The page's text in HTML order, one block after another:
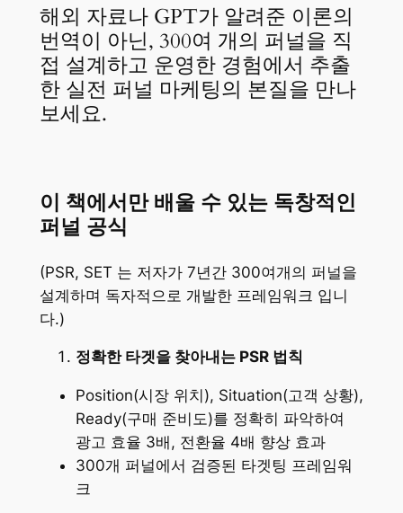
해외 자료나 GPT가 알려준 이론의
번역이 아닌, 300여 개의 퍼널을 직
접 설계하고 운영한 경험에서 추출
한 실전 퍼널 마케팅의 본질을 만나
보세요.
이 책에서만 배울 수 있는 독창적인
퍼널 공식
(PSR, SET 는 저자가 7년간 300여개의 퍼널을
설계하며 독자적으로 개발한 프레임워크 입니
다.)
정확한 타겟을 찾아내는 PSR 법칙
Position(시장 위치), Situation(고객 상황),
Ready(구매 준비도)를 정확히 파악하여
광고 효율 3배, 전환율 4배 향상 효과
300개 퍼널에서 검증된 타겟팅 프레임워
크